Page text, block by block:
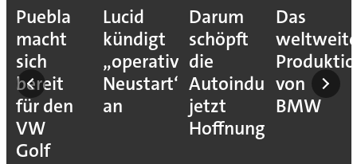
Puebla
macht
sich
bereit
für den
VW
Golf
Lucid
kündigt
„operativen
Neustart“
an
Darum
schöpft
die
Autoindustrie
jetzt
Hoffnung
Das
von
BMW